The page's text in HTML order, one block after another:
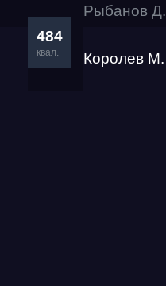
484
квал.
Рыбанов Д.
Королев М.